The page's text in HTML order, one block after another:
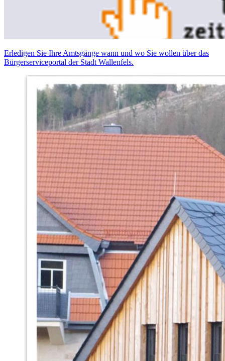
Erledigen Sie Ihre Amtsgänge wann und wo Sie wollen über das
Bürgerserviceportal der Stadt Wallenfels.